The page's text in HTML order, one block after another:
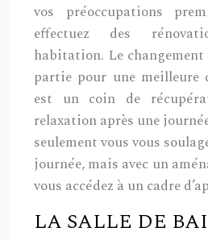
vos préoccupations
effectuez des
habitation. Le
partie pour une meilleure
est un coin de
relaxation après une
seulement vous vous
journée, mais avec un
vous accédez à un cadre
LA SALLE DE